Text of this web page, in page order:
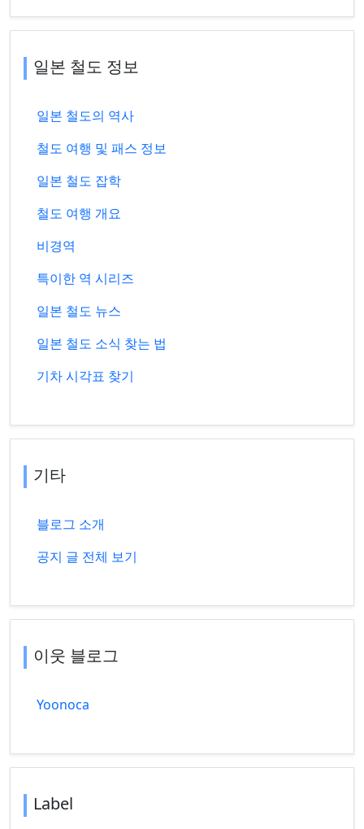
일본 철도 정보
일본 철도의 역사
철도 여행 및 패스 정보
일본 철도 잡학
철도 여행 개요
비경역
특이한 역 시리즈
일본 철도 뉴스
일본 철도 소식 찾는 법
기차 시각표 찾기
기타
블로그 소개
공지 글 전체 보기
이웃 블로그
Yoonoca
Label